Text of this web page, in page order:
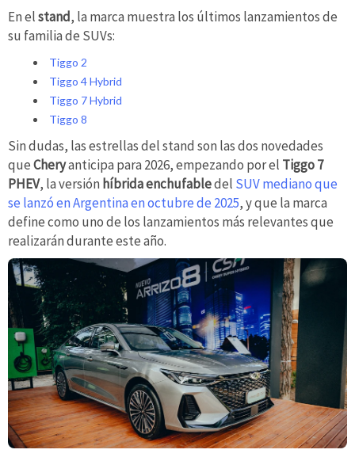
En elstand, la marca muestra los últimos lanzamientos de
su familia de SUVs:
Tiggo 2
Tiggo 4 Hybrid
Tiggo 7 Hybrid
Tiggo 8
Sin dudas, las estrellas del stand son las dos novedades
queCheryanticipa para 2026, empezando por el Tiggo 7
PHEV, la versión híbrida enchufabledel SUV mediano que
se lanzó en Argentina en octubre de 2025, y que la marca
define como uno de los lanzamientos más relevantes que
realizarán durante este año.